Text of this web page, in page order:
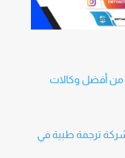
من أفضل وكالات
شركة ترجمة طبية في